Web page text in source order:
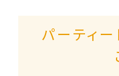
パーティ